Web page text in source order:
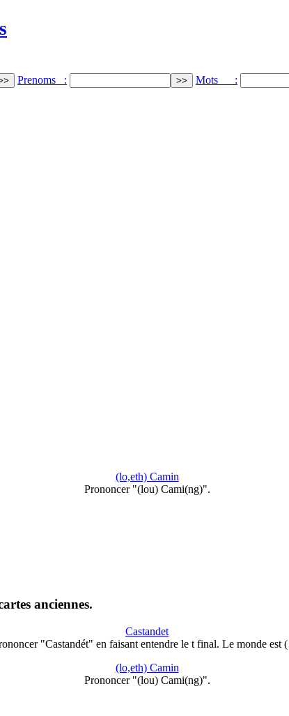
Prenoms : Mots :
(lo,eth) Camin
Prononcer "(lou) Cami(ng)".
anciennes.
Castandet
"Castandét" en faisant entendre le t final. Le monde est
(lo,eth) Camin
Prononcer "(lou) Cami(ng)".